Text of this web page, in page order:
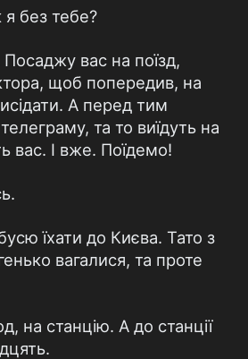
без тебе?
вас на поїзд,
щоб попередив, на
А перед тим
та то виїдуть на
вас. І вже. Поїдемо!
їхати до Києва. Тато з
вагалися, та проте
на станцію. А до станції